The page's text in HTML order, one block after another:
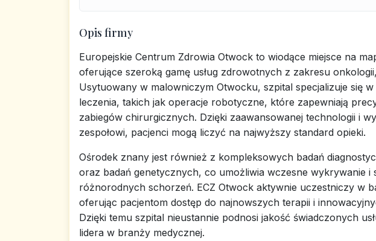
Opis firmy
Europejskie Centrum Zdrowia Otwock to wiodące miejsce na
oferujące szeroką gamę usług zdrowotnych z zakresu
Usytuowany w malowniczym Otwocku, szpital specjalizuje się
leczenia, takich jak operacje robotyczne, które zapewniają
zabiegów chirurgicznych. Dzięki zaawansowanej technologii i
zespołowi, pacjenci mogą liczyć na najwyższy standard opieki.
Ośrodek znany jest również z kompleksowych badań
oraz badań genetycznych, co umożliwia wczesne wykrywanie i
różnorodnych schorzeń. ECZ Otwock aktywnie uczestniczy w
oferując pacjentom dostęp do najnowszych terapii i
Dzięki temu szpital nieustannie podnosi jakość świadczonych
lidera w branży medycznej.